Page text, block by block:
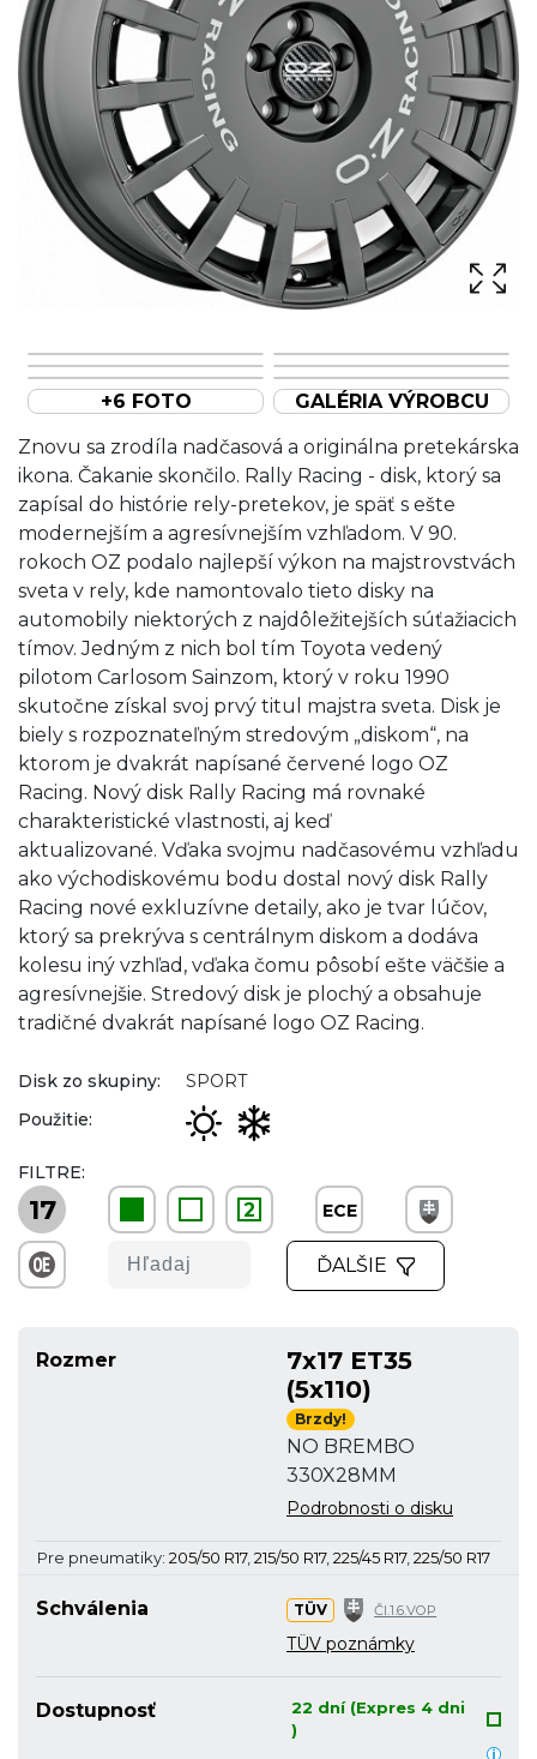
+6 FOTO
GALÉRIA VÝROBCU
Znovu sa zrodíla nadčasová a originálna pretekárska
ikona. Čakanie skončilo. Rally Racing - disk, ktorý sa
zapísal do histórie rely-pretekov, je späť s ešte
modernejším a agresívnejším vzhľadom. V 90.
rokoch OZ podalo najlepší výkon na majstrovstvách
sveta v rely, kde namontovalo tieto disky na
automobily niektorých z najdôležitejších súťažiacich
tímov. Jedným z nich bol tím Toyota vedený
pilotom Carlosom Sainzom, ktorý v roku 1990
skutočne získal svoj prvý titul majstra sveta. Disk je
biely s rozpoznateľným stredovým „diskom“, na
ktorom je dvakrát napísané červené logo OZ
Racing. Nový disk Rally Racing má rovnaké
charakteristické vlastnosti, aj keď
aktualizované. Vďaka svojmu nadčasovému vzhľadu
ako východiskovému bodu dostal nový disk Rally
Racing nové exkluzívne detaily, ako je tvar lúčov,
ktorý sa prekrýva s centrálnym diskom a dodáva
kolesu iný vzhľad, vďaka čomu pôsobí ešte väčšie a
agresívnejšie. Stredový disk je plochý a obsahuje
tradičné dvakrát napísané logo OZ Racing.
Disk zo skupiny:
SPORT
Použitie:
FILTRE:
17 2 ECE
ĎALŠIE
Rozmer
7x17 ET35
(5x110)
Brzdy!
NO BREMBO
330X28MM
Podrobnosti o disku
Schválenia TÜV Čl.1.6.VOP
TÜV poznámky
Dostupnosť
22 dní (Expres 4 dni
)
Pre pneumatiky: 205/50 R17, 215/50 R17, 225/45 R17, 225/50 R17